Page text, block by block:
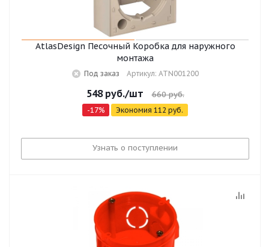
AtlasDesign Песочный Коробка для наружного
монтажа
Под заказ Артикул: ATN001200
548руб./шт 660руб.
-17% Экономия 112 руб.
Узнать о поступлении